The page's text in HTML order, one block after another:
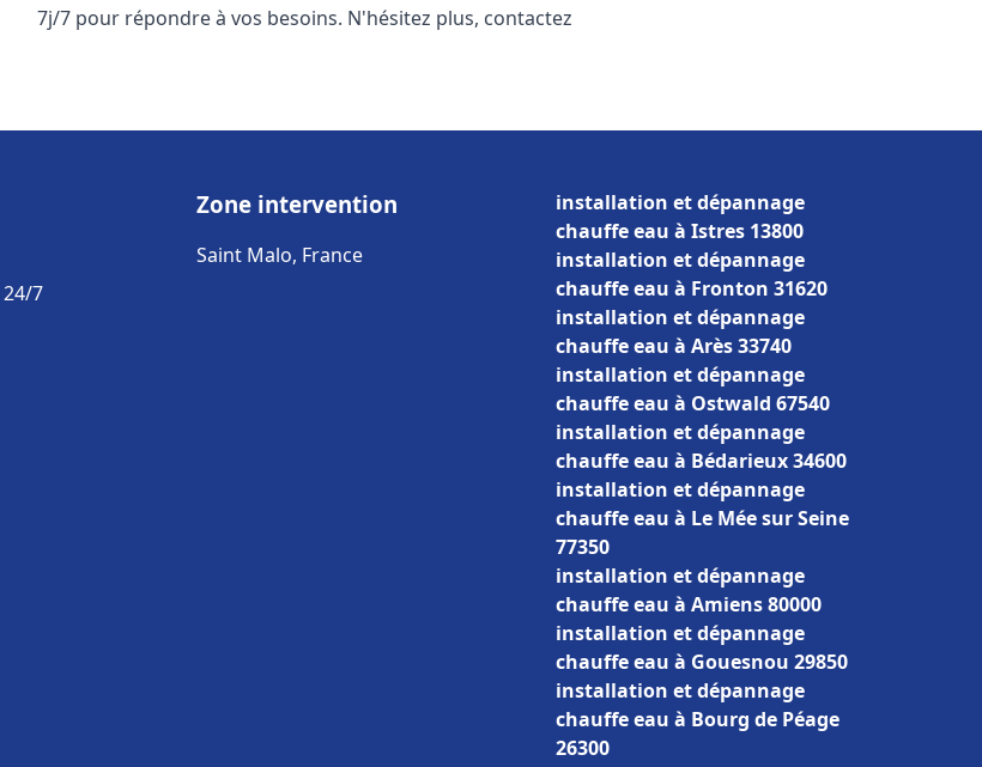
7j/7 pour répondre à vos besoins. N'hésitez plus, contactez
7
Zone intervention
Saint Malo, France
installation et dépannage
chauffe eau à Istres 13800
installation et dépannage
chauffe eau à Fronton 31620
installation et dépannage
chauffe eau à Arès 33740
installation et dépannage
chauffe eau à Ostwald 67540
installation et dépannage
chauffe eau à Bédarieux 34600
installation et dépannage
chauffe eau à Le Mée sur Seine
77350
installation et dépannage
chauffe eau à Amiens 80000
installation et dépannage
chauffe eau à Gouesnou 29850
installation et dépannage
chauffe eau à Bourg de Péage
26300